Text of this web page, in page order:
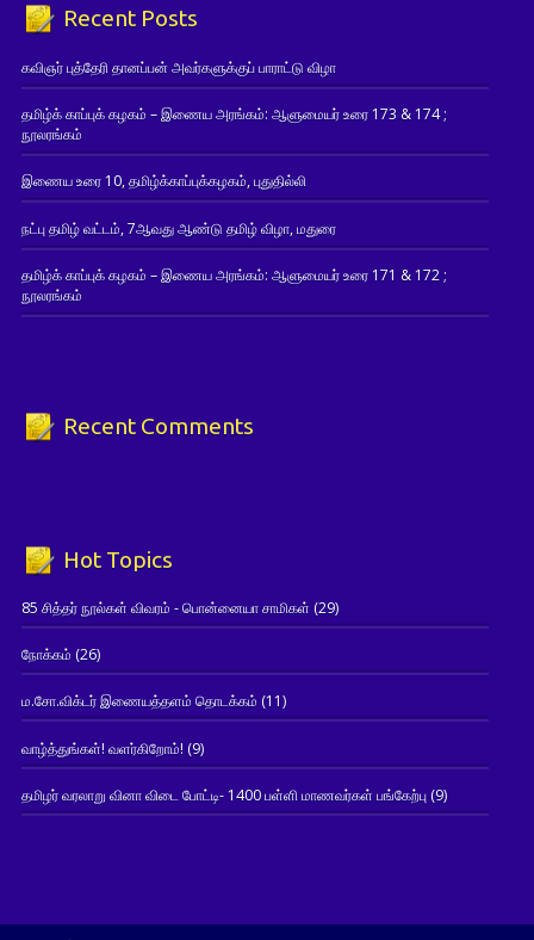
Recent Posts
கவிஞர் புத்தேரி தானப்பன் அவர்களுக்குப் பாராட்டு விழா
தமிழ்க் காப்புக் கழகம் – இணைய அரங்கம்: ஆளுமையர் உரை 173 & 174 ;
நூலரங்கம்
இணைய உரை 10, தமிழ்க்காப்புக்கழகம், புதுதில்லி
நட்பு தமிழ் வட்டம், 7ஆவது ஆண்டு தமிழ் விழா, மதுரை
தமிழ்க் காப்புக் கழகம் – இணைய அரங்கம்: ஆளுமையர் உரை 171 & 172 ;
நூலரங்கம்
Recent Comments
Hot Topics
85 சித்தர் நூல்கள் விவரம் - பொன்னையா சாமிகள் (29)
நோக்கம் (26)
ம.சோ.விக்டர் இணையத்தளம் தொடக்கம் (11)
வாழ்த்துங்கள்! வளர்கிறோம்! (9)
தமிழர் வரலாறு வினா விடை போட்டி- 1400 பள்ளி மாணவர்கள் பங்கேற்பு(9)